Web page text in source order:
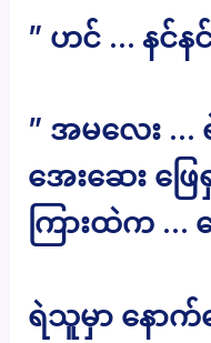
” ဟင် … နင်
” အမလေး …
အေးဆေး ဖြ
ကြားထဲက …
ရဲသူမှာ နောက်